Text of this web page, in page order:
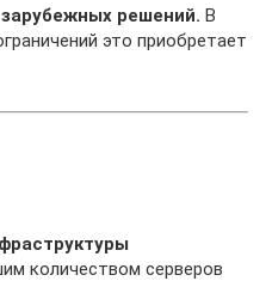
решений. В
это приобретает
количеством серверов